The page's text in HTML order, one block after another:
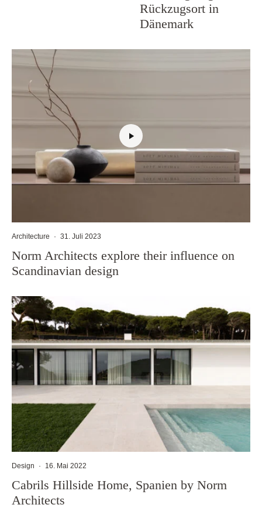
Rückzugsort in
Dänemark
Architecture · 31. Juli 2023
Norm Architects explore their influence on
Scandinavian design
Design · 16. Mai 2022
Cabrils Hillside Home, Spanien by Norm
Architects